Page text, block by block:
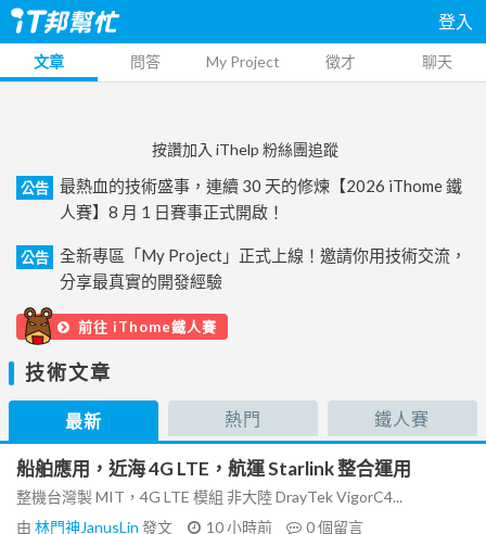
登入
文章 問答 My Project 徵才 聊天
按讚加入 iThelp 粉絲團追蹤
公告
最熱血的技術盛事，連續 30 天的修煉【2026 iThome 鐵
人賽】8 月 1 日賽事正式開啟！
公告
全新專區「My Project」正式上線！邀請你用技術交流，
分享最真實的開發經驗
前往 iThome鐵人賽
技術文章
最新 熱門 鐵人賽
船舶應用，近海 4G LTE，航運 Starlink 整合運用
整機台灣製 MIT，4G LTE 模組 非大陸 DrayTek VigorC4...
由 林門神JanusLin 發文 10 小時前 0個留言